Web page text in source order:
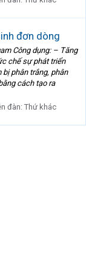
đơn dòng
Công dụng: – Tăng
chế sự phát triển
phân trắng, phân
cách tạo ra
đàn:Thứ khác